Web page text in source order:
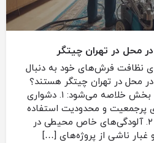
محل در تهران چیتگر
ساکنان منطقه ۲۲ برای نظافت فرش‌های خود به دنبال
محل در تهران چیتگر هستند؟
پاسخ به این نیاز در سه بخش خلاصه می‌شود: ۱. دشواری
پرجمعیت و محدودیت استفاده
از آسانسورهای باربری. ۲. آلودگی‌های خاص محیطی در
غبار ناشی از پروژه‌های […]